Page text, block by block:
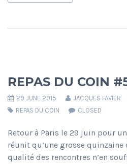
REPAS DU COIN
29 JUNE 2015 JACQUES FAVIER
REPAS DU COIN
CLOSED
Retour à Paris le 29 juin pour
réunit qu’une grosse quinzaine
qualité des rencontres n’en